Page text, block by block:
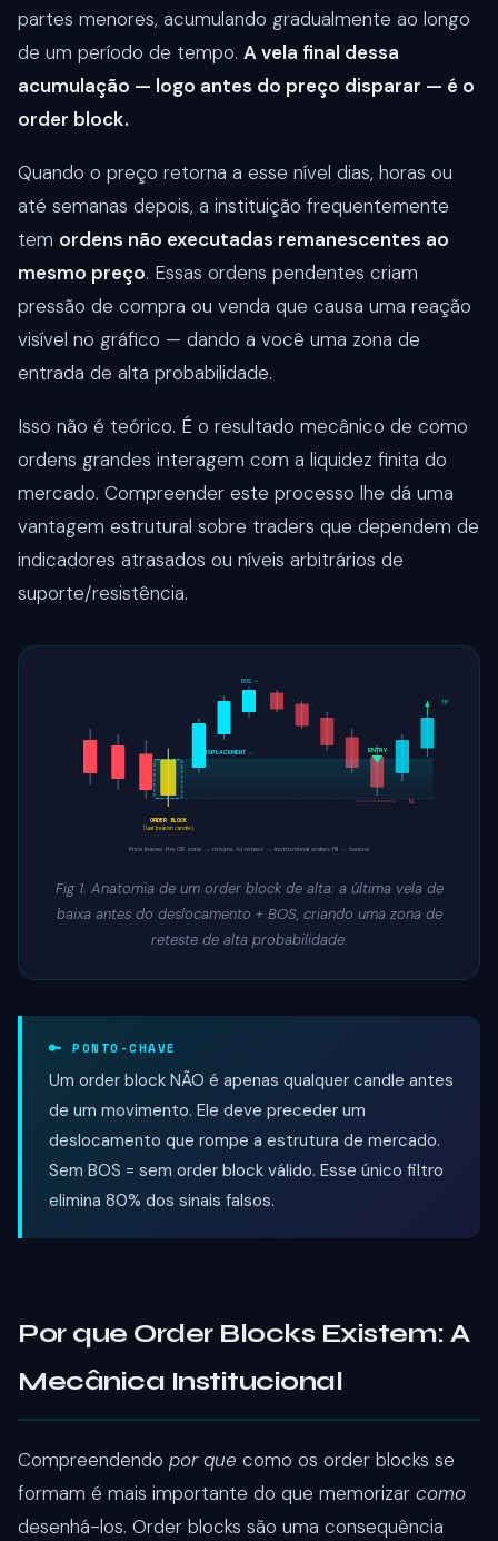
partes menores, acumulando gradualmente ao longo
de um período de tempo. A vela final dessa
acumulação — logo antes do preço disparar — é o
order block.
Quando o preço retorna a esse nível dias, horas ou
até semanas depois, a instituição frequentemente
tem ordens não executadas remanescentes ao
mesmo preço. Essas ordens pendentes criam
pressão de compra ou venda que causa uma reação
visível no gráfico — dando a você uma zona de
entrada de alta probabilidade.
Isso não é teórico. É o resultado mecânico de como
ordens grandes interagem com a liquidez finita do
mercado. Compreender este processo lhe dá uma
vantagem estrutural sobre traders que dependem de
indicadores atrasados ou níveis arbitrários de
suporte/resistência.
ORDER BLOCK
(Last bearish candle)
BOS ✓
← DISPLACEMENT → ENTRY
SL
TP
Price leaves the OB zone → returns to retest → institutional orders fill → bounce
Fig 1. Anatomia de um order block de alta: a última vela de
baixa antes do deslocamento + BOS, criando uma zona de
reteste de alta probabilidade.
🔑 PONTO-CHAVE
Um order block NÃO é apenas qualquer candle antes
de um movimento. Ele deve preceder um
deslocamento que rompe a estrutura de mercado.
Sem BOS = sem order block válido. Esse único filtro
elimina 80% dos sinais falsos.
Por que Order Blocks Existem: A
Mecânica Institucional
Compreendendo por que como os order blocks se
formam é mais importante do que memorizar como
desenhá-los. Order blocks são uma consequência